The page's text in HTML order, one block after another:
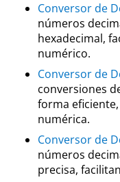
Conversor de
números
hexadecimal,
numérico.
Conversor de
conversiones
forma
numérica.
Conversor de
números
precisa,